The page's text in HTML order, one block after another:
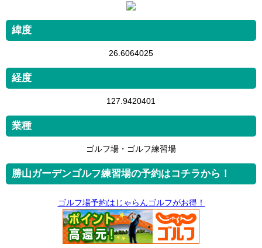
緯度
26.6064025
経度
127.9420401
業種
ゴルフ場・ゴルフ練習場
勝山ガーデンゴルフ練習場の予約はコチラから！
ゴルフ場予約はじゃらんゴルフがお得！